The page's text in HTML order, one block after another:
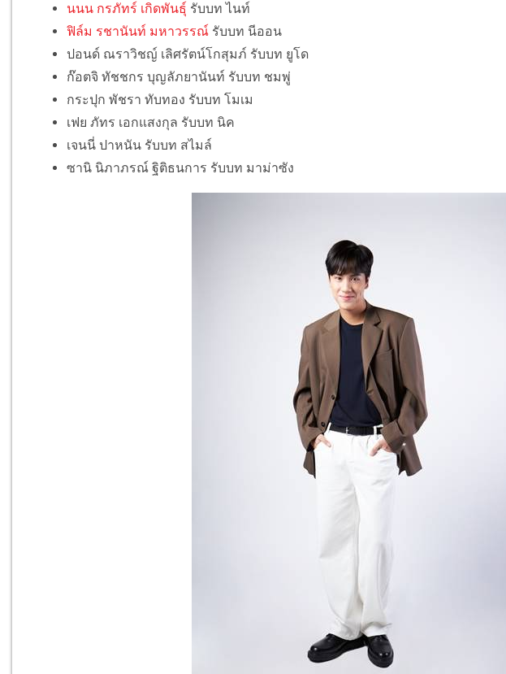
นนน กรภัทร์ เกิดพันธุ์ รับบท ไนท์
ฟิล์ม รชานันท์ มหาวรรณ์ รับบท นีออน
ปอนด์ ณราวิชญ์ เลิศรัตน์โกสุมภ์ รับบท ยูโด
ก๊อตจิ ทัชชกร บุญลัภยานันท์ รับบท ชมพู่
กระปุก พัชรา ทับทอง รับบท โมเม
เฟย ภัทร เอกแสงกุล รับบท นิค
เจนนี่ ปาหนัน รับบท สไมล์
ซานิ นิภาภรณ์ ฐิติธนการ รับบท มาม่าซัง